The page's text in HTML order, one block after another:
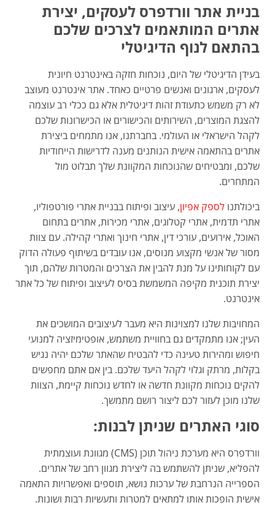
בניית אתר וורדפרס לעסקים, יצירת
אתרים המותאמים לצרכים שלכם
בהתאם לנוף הדיגיטלי
בעידן הדיגיטלי של היום, נוכחות חזקה באינטרנט חיונית
לעסקים, ארגונים ואנשים פרטיים כאחד. אתר אינטרנט מעוצב
לא רק משמש כתעודת זהות דיגיטלית אלא גם ככלי רב עוצמה
להצגת המוצרים, השירותים והכישורים או הכישרונות שלכם
לקהל הישראלי או העולמי. בחברתנו, אנו מתמחים ביצירת
אתרים בהתאמה אישית הנותנים מענה לדרישות הייחודיות
שלכם, ומבטיחים שהנוכחות המקוונת שלך תבלוט מול
המתחרים.
ביכולתנו לספק אפיון, עיצוב ופיתוח בבניית אתרי פורטפוליו,
אתרי תדמית, אתרי קטלוגים, אתרי מכירות, אתרים בתחום
האוכל, אירועים, עורכי דין, אתרי חינוך ואתרי קהילה. עם צוות
מסור של אנשי מקצוע מנוסים, אנו עובדים בשיתוף פעולה הדוק
עם לקוחותינו על מנת להבין את הצרכים והמטרות שלהם, תוך
יצירת תוכנית מקיפה המשמשת בסיס לעיצוב ופיתוח של כל אתר
אינטרנט.
המחויבות שלנו למצוינות היא מעבר לעיצובים המושכים את
העין; אנו מתמקדים גם בחוויית משתמש, אופטימיזציה למנועי
חיפוש ומהירות טעינה כדי להבטיח שהאתר שלכם יהיה נגיש
בקלות, מרתק וגלוי לקהל היעד שלכם. בין אם אתם מחפשים
להקים נוכחות מקוונת חדשה או לחדש נוכחות קיימת, הצוות
שלנו מוכן לעזור לכם ליצור רושם מתמשך.
סוגי האתרים שניתן לבנות:
וורדפרס היא מערכת ניהול תוכן (CMS) מגוונת ועוצמתית
להפליא, שניתן להשתמש בה ליצירת מגוון רחב של אתרים.
הספרייה הנרחבת של ערכות נושא, תוספים ואפשרויות התאמה
אישית הופכות אותו למתאים למטרות ותעשיות רבות ושונות.